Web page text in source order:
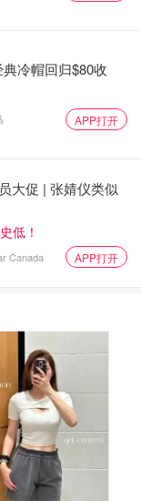
冷帽回归$80收
APP打开
大促 | 张婧仪类似
低！
Canada APP打开